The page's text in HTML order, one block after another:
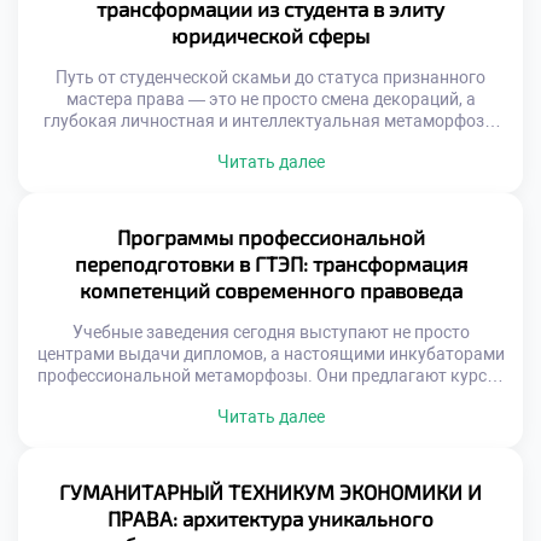
техникуме становится […]
трансформации из студента в элиту
юридической сферы
Путь от студенческой скамьи до статуса признанного
мастера права — это не просто смена декораций, а
глубокая личностная и интеллектуальная метаморфоза.
давлением: от необходимости вызубрить массивы
московском техникуме становится тем самым надежным
трамплином, который позволяет будущим экспертам не
[…]
Читать далее
Программы профессиональной
переподготовки в ГТЭП: трансформация
компетенций современного правоведа
Учебные заведения сегодня выступают не просто
центрами выдачи дипломов, а настоящими инкубаторами
профессиональной метаморфозы. Они предлагают курсы,
меняют парадигму правового мышления, интегрируя
московском техникуме становится тем самым
стратегическим активом, который превращает
специалиста в универсального бойца, готового к […]
Читать далее
ГУМАНИТАРНЫЙ ТЕХНИКУМ ЭКОНОМИКИ И
ПРАВА: архитектура уникального